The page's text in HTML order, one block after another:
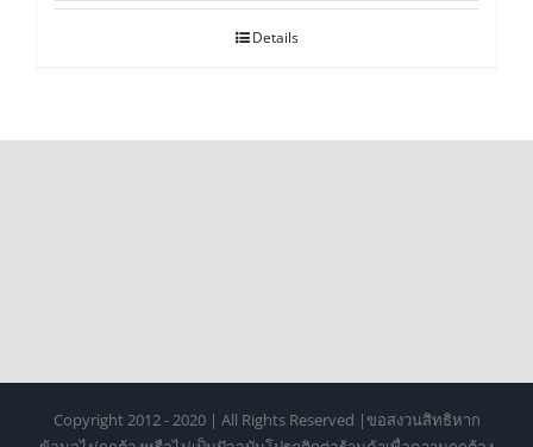
Details
Copyright 2012 - 2020 | All Rights Reserved |ขอสงวนสิทธิหาก